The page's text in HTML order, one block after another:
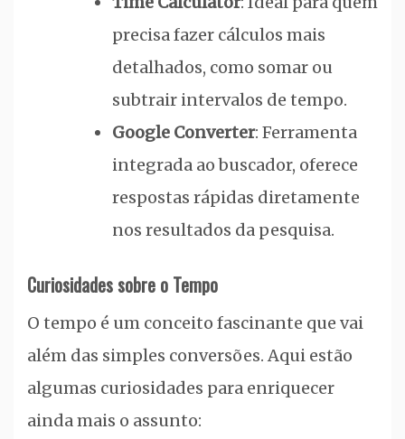
precisa fazer cálculos mais
detalhados, como somar ou
subtrair intervalos de tempo.
Google Converter: Ferramenta
integrada ao buscador, oferece
respostas rápidas diretamente
nos resultados da pesquisa.
Curiosidades sobre o Tempo
O tempo é um conceito fascinante que vai
além das simples conversões. Aqui estão
algumas curiosidades para enriquecer
ainda mais o assunto: